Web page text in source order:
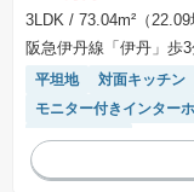
3LDK / 73.04m²（22.09
阪急伊丹線「伊丹」歩3
平坦地 対面キッチン
モニター付きインター
エレベーター